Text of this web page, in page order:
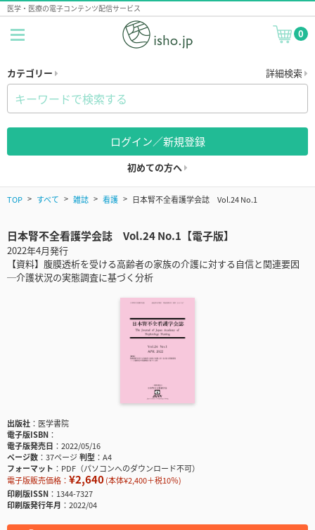
医学・医療の電子コンテンツ配信サービス
0
カテゴリー 詳細検索
ログイン／新規登録
初めての方へ
TOP すべて 雑誌 看護 日本腎不全看護学会誌 Vol.24 No.1
日本腎不全看護学会誌 Vol.24 No.1【電子版】
2022年4月発行
【資料】腹膜透析を受ける高齢者の家族の介護に対する自信と関連要因
─介護状況の実態調査に基づく分析
出版社
医学書院
電子版ISBN
電子版発売日
2022/05/16
ページ数
37ページ判型
A4
フォーマット
PDF（パソコンへのダウンロード不可）
電子版販売価格： ¥2,640(本体¥2,400＋税10％)
印刷版ISSN
1344-7327
印刷版発行年月
2022/04